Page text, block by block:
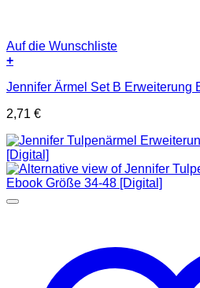
Auf die Wunschliste
+
Jennifer Ärmel Set B Erweiterung
2,71 €